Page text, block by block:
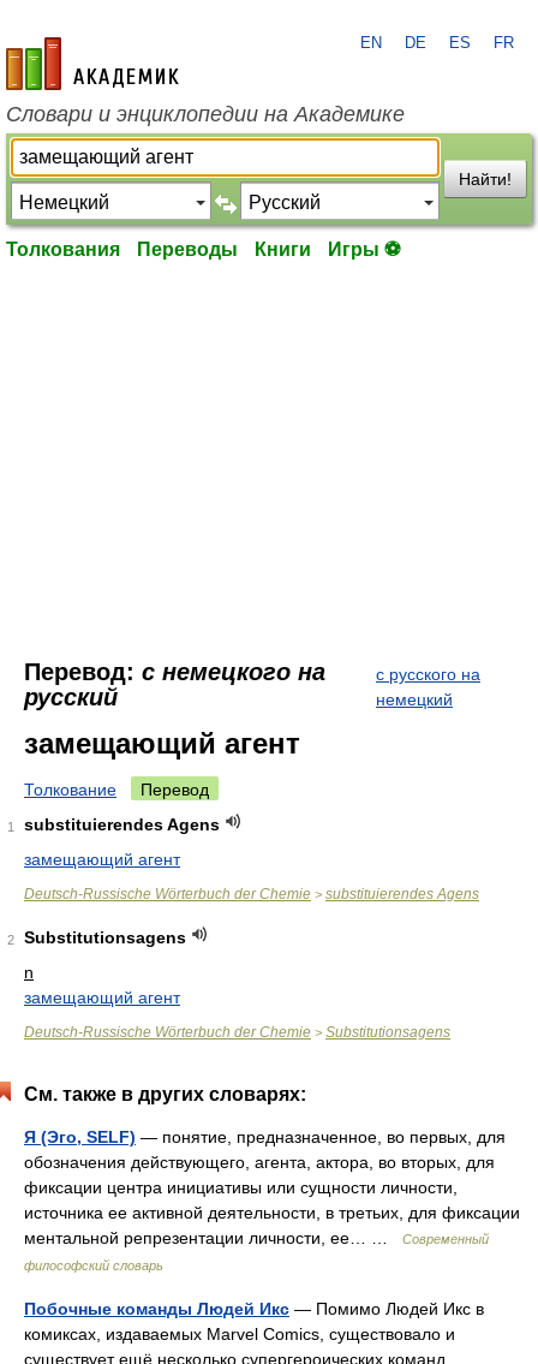
academic.ru
EN DE ES FR
Словари и энциклопедии на Академике
Найти!
Толкования Переводы Книги Игры ⚽
Перевод: с немецкого на
русский
с русского на
немецкий
замещающий агент
Толкование Перевод
1
substituierendes Agens
замещающий агент
Deutsch-Russische Wörterbuch der Chemie > substituierendes Agens
2
Substitutionsagens
n
замещающий агент
Deutsch-Russische Wörterbuch der Chemie > Substitutionsagens
См. также в других словарях:
Я (Эго, SELF) — понятие, предназначенное, во первых, для
обозначения действующего, агента, актора, во вторых, для
фиксации центра инициативы или сущности личности,
источника ее активной деятельности, в третьих, для фиксации
ментальной репрезентации личности, ее… …
Современный
философский словарь
Побочные команды Людей Икс — Помимо Людей Икс в
комиксах, издаваемых Marvel Comics, существовало и
существует ещё несколько супергероических команд,